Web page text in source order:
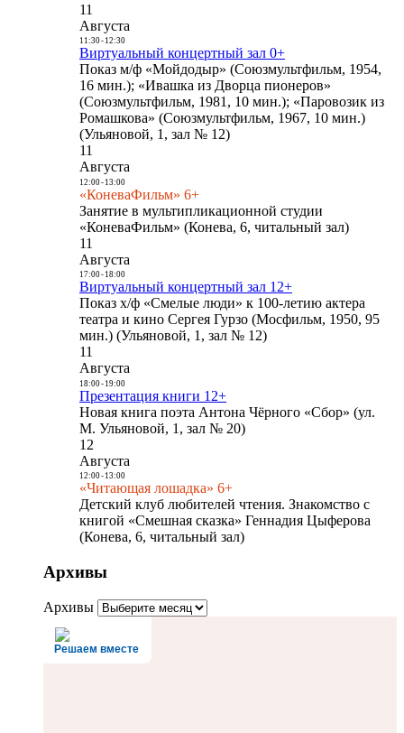
11
Августа
11:30- 12:30
Виртуальный концертный зал 0+
Показ м/ф «Мойдодыр» (Союзмультфильм, 1954,
16 мин.); «Ивашка из Дворца пионеров»
(Союзмультфильм, 1981, 10 мин.); «Паровозик из
Ромашкова» (Союзмультфильм, 1967, 10 мин.)
(Ульяновой, 1, зал № 12)
11
Августа
12:00- 13:00
«КоневаФильм» 6+
Занятие в мультипликационной студии
«КоневаФильм» (Конева, 6, читальный зал)
11
Августа
17:00- 18:00
Виртуальный концертный зал 12+
Показ х/ф «Смелые люди» к 100-летию актера
театра и кино Сергея Гурзо (Мосфильм, 1950, 95
мин.) (Ульяновой, 1, зал № 12)
11
Августа
18:00- 19:00
Презентация книги 12+
Новая книга поэта Антона Чёрного «Сбор» (ул.
М. Ульяновой, 1, зал № 20)
12
Августа
12:00- 13:00
«Читающая лошадка» 6+
Детский клуб любителей чтения. Знакомство с
книгой «Смешная сказка» Геннадия Цыферова
(Конева, 6, читальный зал)
Архивы
Архивы
Решаем вместе